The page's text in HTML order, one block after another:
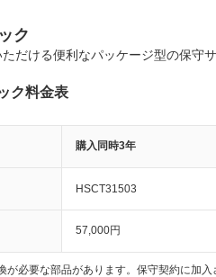
ク
だける便利なパッケージ型の保守サ
ク料金表
購入同時3年
HSCT31503
57,000円
が必要な部品があります。保守契約に加